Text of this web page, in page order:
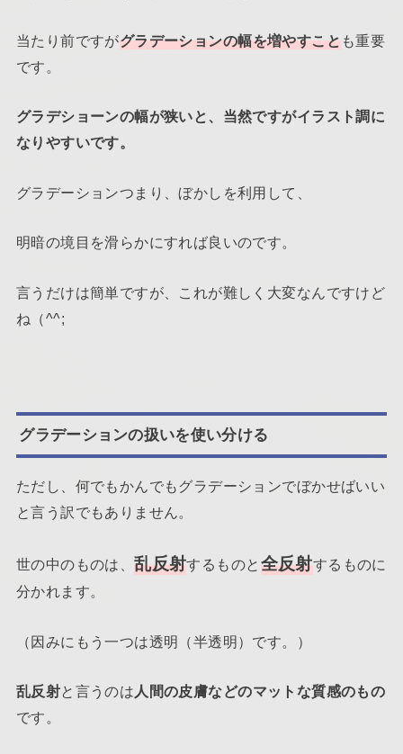
当たり前ですがグラデーションの幅を増やすこと も重要
です。
グラデショーンの幅が狭いと、当然ですがイラスト調に
なりやすいです。
グラデーションつまり、ぼかしを利用して、
明暗の境目を滑らかにすれば良いのです。
言うだけは簡単ですが、これが難しく大変なんですけど
ね（^^;
グラデーションの扱いを使い分ける
ただし、何でもかんでもグラデーションでぼかせばいい
と言う訳でもありません。
世の中のものは、乱反射するものと 全反射するものに
分かれます。
（因みにもう一つは透明（半透明）です。）
乱反射と言うのは 人間の皮膚などのマットな質感のもの
です。